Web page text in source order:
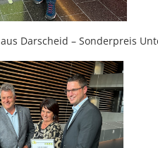
aus Darscheid – Sonderpreis